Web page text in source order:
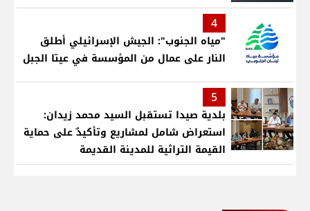
4
"مياه الجنوب": الجيش الإسرائيلي أطلق
النار على عمال من المؤسسة في عيتا الجبل
5
بلدية صيدا تستقبل السيد محمد زيدان:
استعراض شامل لمشاريع وتأكيدٌ على حماية
القيمة التراثية للمدينة القديمة